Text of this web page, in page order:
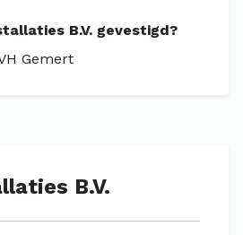
B.V. gevestigd?
Gemert
B.V.